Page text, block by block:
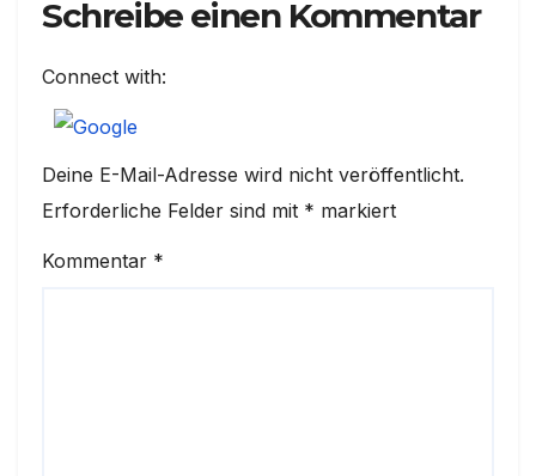
Schreibe einen Kommentar
Connect with:
Deine E-Mail-Adresse wird nicht veröffentlicht.
Erforderliche Felder sind mit * markiert
Kommentar *